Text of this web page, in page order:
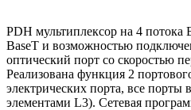
PDH мультиплексор на 4 потока
BaseT и возможностью
оптический порт со скоростью
Реализована функция 2
электрических порта, все
элементами L3). Сетевая